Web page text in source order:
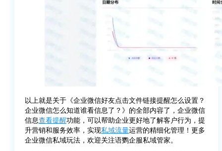
以上就是关于《企业微信好友点击文件链接提醒怎么设置？
企业微信怎么知道谁看信息了？》的全部内容了，企业微信
信息查看提醒功能，可以帮助企业更好地了解客户行为，提
升营销和服务效率，实现私域流量运营的精细化管理！更多
企业微信私域玩法，欢迎关注语鹦企服私域管家。